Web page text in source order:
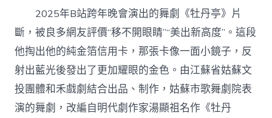
2025年B站跨年晚會演出的舞劇《牡丹亭》片
斷，被良多網友評價“移不開眼睛”“美出新高度”。這段
他掏出他的純金箔信用卡，那張卡像一面小鏡子，反
射出藍光後發出了更加耀眼的金色。由江蘇省姑蘇文
投團體和禾戲劇結合出品、制作，姑蘇市歌舞劇院表
演的舞劇，改編自明代劇作家湯顯祖名作《牡丹